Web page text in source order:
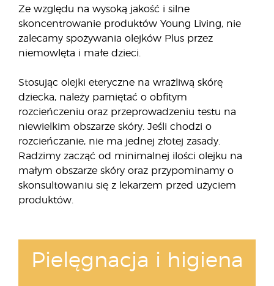
Ze względu na wysoką jakość i silne
skoncentrowanie produktów Young Living, nie
zalecamy spożywania olejków Plus przez
niemowlęta i małe dzieci.
Stosując olejki eteryczne na wrażliwą skórę
dziecka, należy pamiętać o obfitym
rozcieńczeniu oraz przeprowadzeniu testu na
niewielkim obszarze skóry. Jeśli chodzi o
rozcieńczanie, nie ma jednej złotej zasady.
Radzimy zacząć od minimalnej ilości olejku na
małym obszarze skóry oraz przypominamy o
skonsultowaniu się z lekarzem przed użyciem
produktów.
Pielęgnacja i higiena